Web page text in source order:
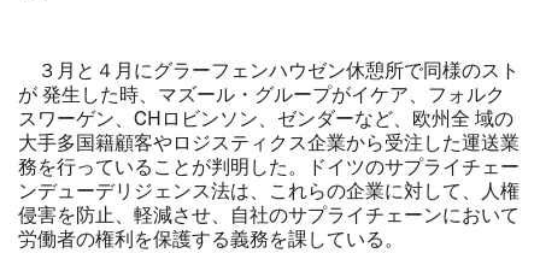
３月と４月にグラーフェンハウゼン休憩所で同様のスト
が 発生した時、マズール・グループがイケア、フォルク
スワーゲン、CHロビンソン、ゼンダーなど、欧州全 域の
大手多国籍顧客やロジスティクス企業から受注した運送業
務を行っていることが判明した。ドイツのサプライチェー
ンデューデリジェンス法は、これらの企業に対して、人権
侵害を防止、軽減させ、自社のサプライチェーンにおいて
労働者の権利を保護する義務を課している。